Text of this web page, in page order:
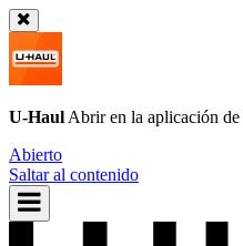
U-Haul Abrir en la aplicación de
Abierto
Saltar al contenido